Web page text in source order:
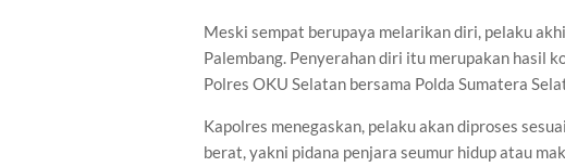
Meski sempat berupaya melarikan diri, pelaku
Palembang. Penyerahan diri itu merupakan hasil
Polres OKU Selatan bersama Polda Sumatera
Kapolres menegaskan, pelaku akan diproses
berat, yakni pidana penjara seumur hidup atau